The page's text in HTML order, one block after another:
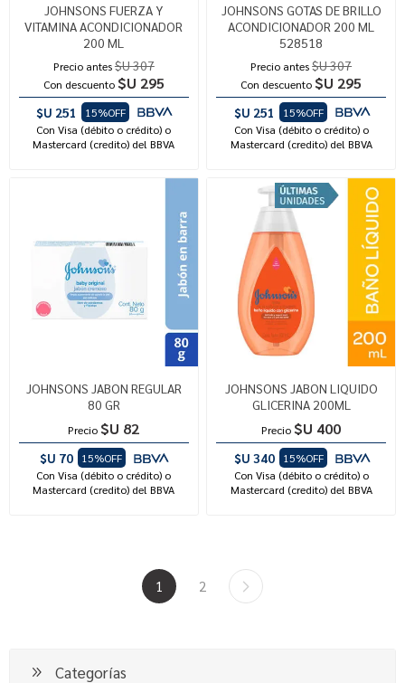
JOHNSONS FUERZA Y
VITAMINA ACONDICIONADOR
200 ML
Precio antes$U 307
Con descuento $U 295
$U 251
15%OFF
Con Visa (débito o crédito) o
Mastercard (credito) del BBVA
JOHNSONS GOTAS DE BRILLO
ACONDICIONADOR 200 ML
528518
Precio antes$U 307
Con descuento $U 295
$U 251
15%OFF
Con Visa (débito o crédito) o
Mastercard (credito) del BBVA
JOHNSONS JABON REGULAR
80 GR
Precio $U 82
$U 70
15%OFF
Con Visa (débito o crédito) o
Mastercard (credito) del BBVA
JOHNSONS JABON LIQUIDO
GLICERINA 200ML
Precio $U 400
$U 340
15%OFF
Con Visa (débito o crédito) o
Mastercard (credito) del BBVA
1 2
Categorías